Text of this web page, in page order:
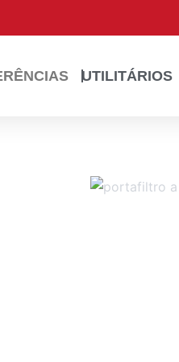
UTILITÁRIOS